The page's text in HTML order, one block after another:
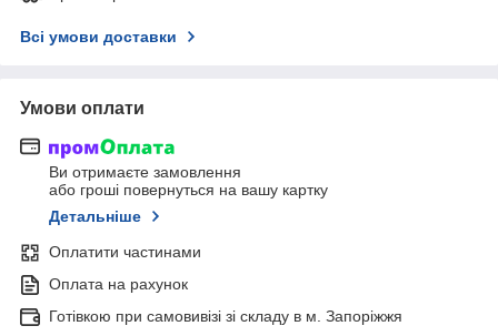
Всі умови доставки
Умови оплати
Ви отримаєте замовлення
або гроші повернуться на вашу картку
Детальніше
Оплатити частинами
Оплата на рахунок
Готівкою при самовивізі зі складу в м. Запоріжжя